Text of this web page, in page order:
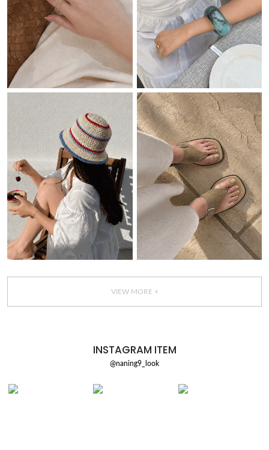
VIEW MORE +
INSTAGRAM ITEM
@naning9_look